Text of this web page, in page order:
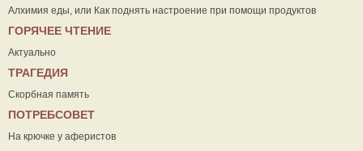
Алхимия еды, или Как поднять настроение при помощи продуктов
ГОРЯЧЕЕ ЧТЕНИЕ
Актуально
ТРАГЕДИЯ
Скорбная память
ПОТРЕБСОВЕТ
На крючке у аферистов